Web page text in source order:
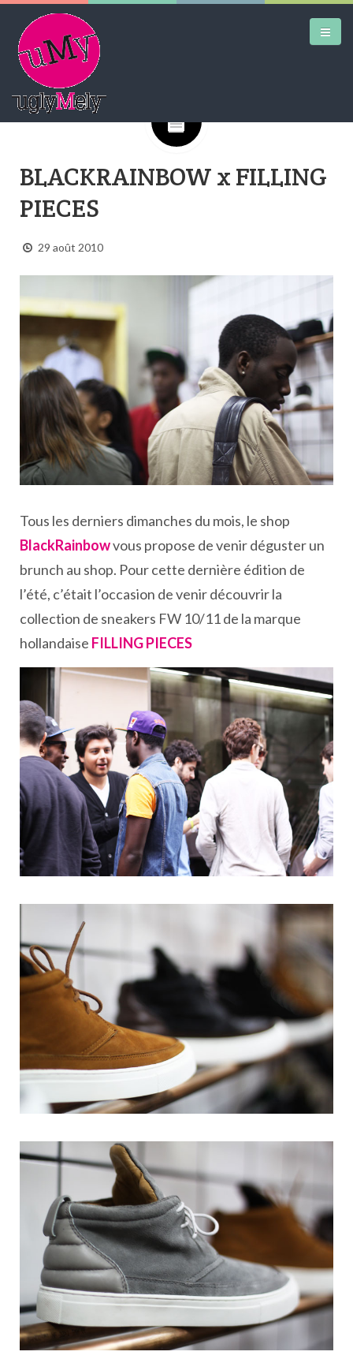
AIRTRAINERPEDIA
STREET ART
CONTACT
Google+
BLACKRAINBOW x FILLING
PIECES
29 août 2010
Tous les derniers dimanches du mois, le shop
BlackRainbowvous propose de venir déguster un
brunch au shop. Pour cette dernière édition de
l’été, c’était l’occasion de venir découvrir la
collection de sneakers FW 10/11 de la marque
hollandaise FILLING PIECES